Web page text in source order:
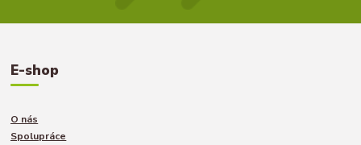
E-shop
O nás
Spolupráce